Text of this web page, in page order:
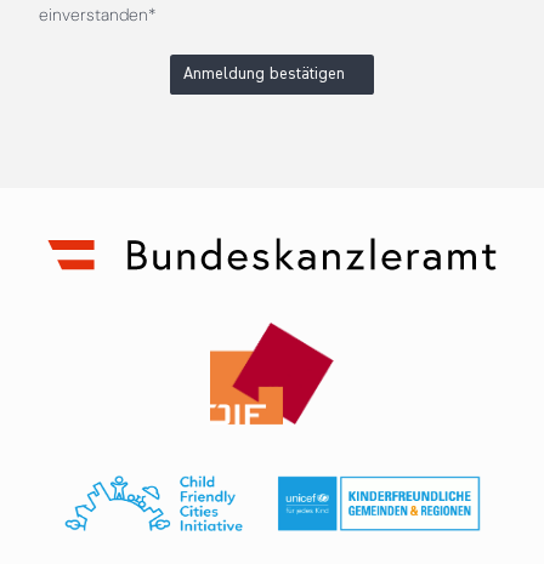
einverstanden*
Anmeldung bestätigen